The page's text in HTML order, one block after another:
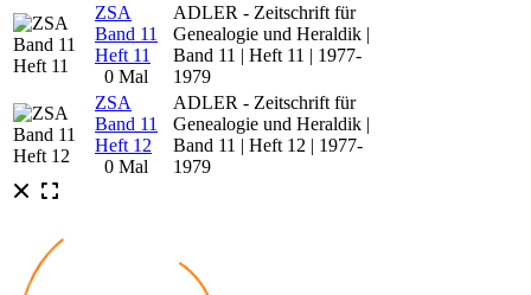
ZSA
Band 11
Heft 11
0 Mal
ADLER - Zeitschrift für
Genealogie und Heraldik |
Band 11 | Heft 11 | 1977-
1979
ZSA
Band 11
Heft 12
0 Mal
ADLER - Zeitschrift für
Genealogie und Heraldik |
Band 11 | Heft 12 | 1977-
1979